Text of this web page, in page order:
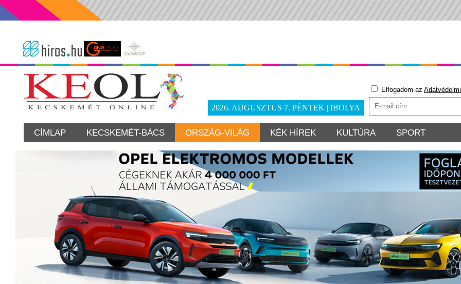
2026. AUGUSZTUS 7. PÉNTEK | IBOLYA
Elfogadom az
CÍMLAP KECSKEMÉT-BÁCS ORSZÁG-VILÁG KÉK HÍREK KULTÚRA SPORT